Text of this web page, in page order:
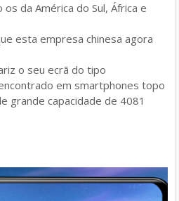
da América do Sul, África e
esta empresa chinesa agora
o seu ecrã do tipo
em smartphones topo
grande capacidade de 4081